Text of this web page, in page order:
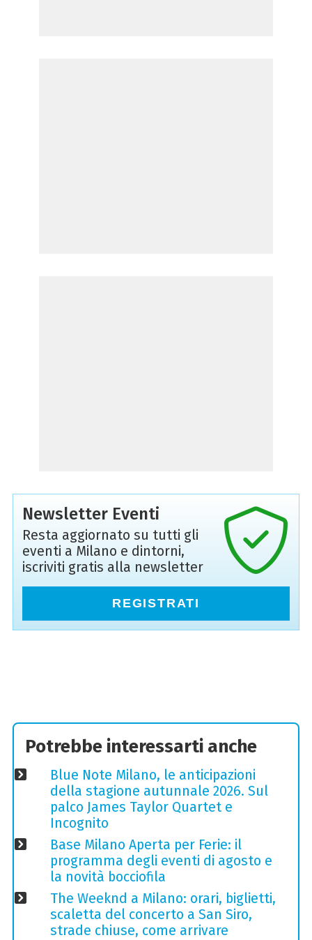
Newsletter Eventi
Resta aggiornato su tutti gli
eventi a Milano e dintorni,
iscriviti gratis alla newsletter
REGISTRATI
Potrebbe interessarti anche
Blue Note Milano, le anticipazioni
della stagione autunnale 2026. Sul
palco James Taylor Quartet e
Incognito
Base Milano Aperta per Ferie: il
programma degli eventi di agosto e
la novità bocciofila
The Weeknd a Milano: orari, biglietti,
scaletta del concerto a San Siro,
strade chiuse, come arrivare